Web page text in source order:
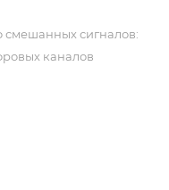
смешанных сигналов:
каналов